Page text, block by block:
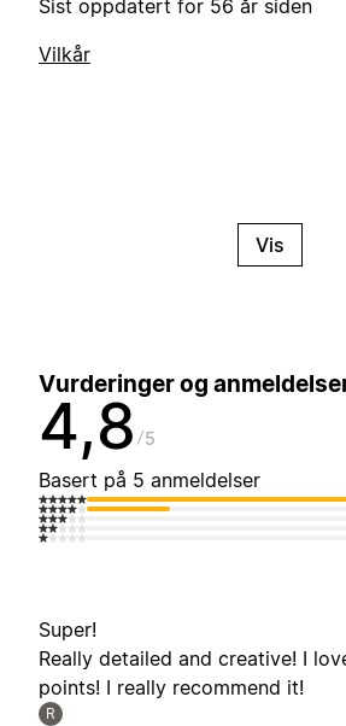
Sist oppdatert for 56 år siden
Vilkår
Vis
Vurderinger og
4,8 5
Basert på 5 anmeldelser
Super!
Really detailed and creative! I
points! I really recommend it!
R